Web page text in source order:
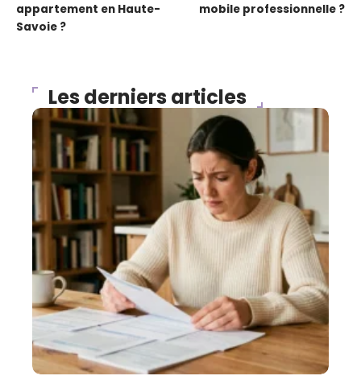
appartement en Haute-
Savoie ?
mobile professionnelle ?
Les derniers articles